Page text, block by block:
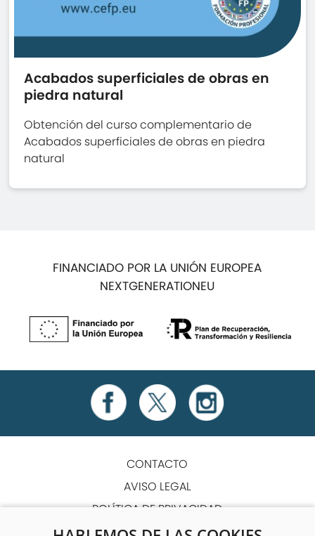
Acabados superficiales de obras en
piedra natural
Obtención del curso complementario de
Acabados superficiales de obras en piedra
natural
FINANCIADO POR LA UNIÓN EUROPEA
NEXTGENERATIONEU
CONTACTO
AVISO LEGAL
POLÍTICA DE PRIVACIDAD
POLÍTICA DE COOKIES